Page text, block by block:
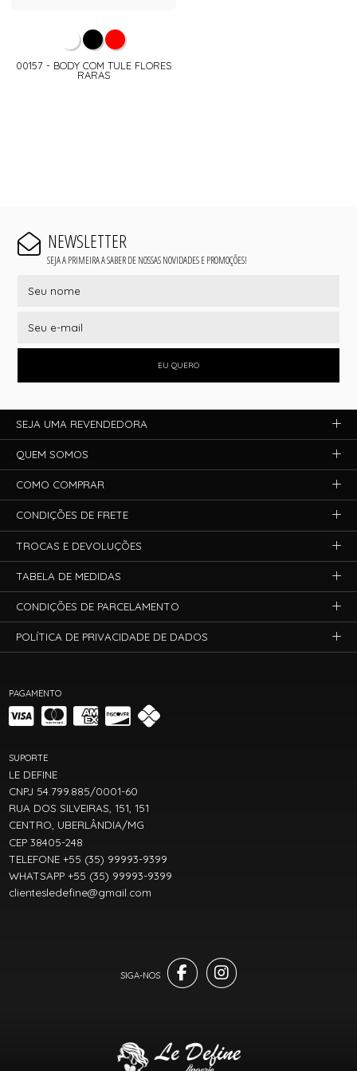
00157 - BODY COM TULE FLORES
RARAS
NEWSLETTER
SEJA A PRIMEIRA A SABER DE NOSSAS NOVIDADES E PROMOÇÕES!
EU QUERO
PAGAMENTO
SUPORTE
LE DEFINE
CNPJ 54.799.885/0001-60
RUA DOS SILVEIRAS, 151, 151
CENTRO, UBERLÂNDIA/MG
CEP 38405-248
TELEFONE +55 (35) 99993-9399
WHATSAPP +55 (35) 99993-9399
clientesledefine@gmail.com
SEJA UMA REVENDEDORA
QUEM SOMOS
COMO COMPRAR
CONDIÇÕES DE FRETE
TROCAS E DEVOLUÇÕES
TABELA DE MEDIDAS
CONDIÇÕES DE PARCELAMENTO
POLÍTICA DE PRIVACIDADE DE DADOS